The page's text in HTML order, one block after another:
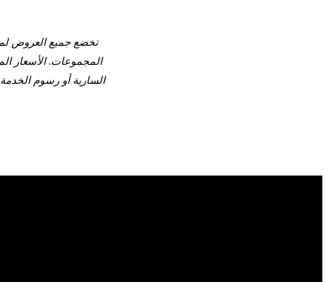
تخضع جميع العروض
المجموعات. الأسعار
السارية أو رسوم